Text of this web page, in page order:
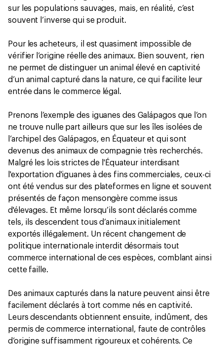
sur les populations sauvages, mais, en réalité, c’est
souvent l’inverse qui se produit.
Pour les acheteurs, il est quasiment impossible de
vérifier l’origine réelle des animaux. Bien souvent, rien
ne permet de distinguer un animal élevé en captivité
d’un animal capturé dans la nature, ce qui facilite leur
entrée dans le commerce légal.
Prenons l’exemple des iguanes des Galápagos que l’on
ne trouve nulle part ailleurs que sur les îles isolées de
l’archipel des Galápagos, en Équateur et qui sont
devenus des animaux de compagnie très recherchés.
Malgré les lois strictes de l'Équateur interdisant
l'exportation d'iguanes à des fins commerciales, ceux-ci
ont été vendus sur des plateformes en ligne et souvent
présentés de façon mensongère comme issus
d'élevages. Et même lorsqu’ils sont déclarés comme
tels, ils descendent tous d’animaux initialement
exportés illégalement. Un récent changement de
politique internationale interdit désormais tout
commerce international de ces espèces, comblant ainsi
cette faille.
Des animaux capturés dans la nature peuvent ainsi être
facilement déclarés à tort comme nés en captivité.
Leurs descendants obtiennent ensuite, indûment, des
permis de commerce international, faute de contrôles
d’origine suffisamment rigoureux et cohérents. Ce